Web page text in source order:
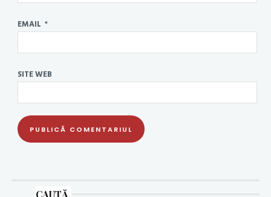
EMAIL *
SITE WEB
CAUTĂ